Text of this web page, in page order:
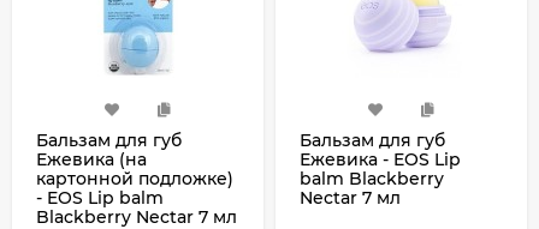
Бальзам для губ
Ежевика (на
картонной подложке)
- EOS Lip balm
Blackberry Nectar 7 мл
Бальзам для губ
Ежевика - EOS Lip
balm Blackberry
Nectar 7 мл